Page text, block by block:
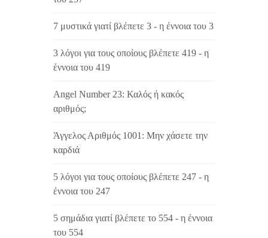
7 μυστικά γιατί βλέπετε 3 - η έννοια του 3
3 λόγοι για τους οποίους βλέπετε 419 - η
έννοια του 419
Angel Number 23: Καλός ή κακός
αριθμός;
Άγγελος Αριθμός 1001: Μην χάσετε την
καρδιά
5 λόγοι για τους οποίους βλέπετε 247 - η
έννοια του 247
5 σημάδια γιατί βλέπετε το 554 - η έννοια
του 554